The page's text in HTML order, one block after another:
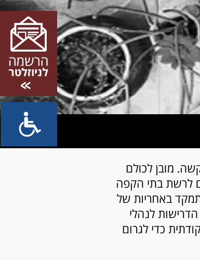
מובן לכולם
לרשת בתי הקפה
באחריות של
לנהלי
כדי לגרום